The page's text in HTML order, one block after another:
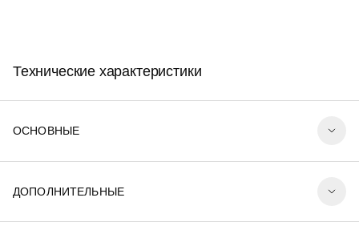
Технические характеристики
ОСНОВНЫЕ
ДОПОЛНИТЕЛЬНЫЕ